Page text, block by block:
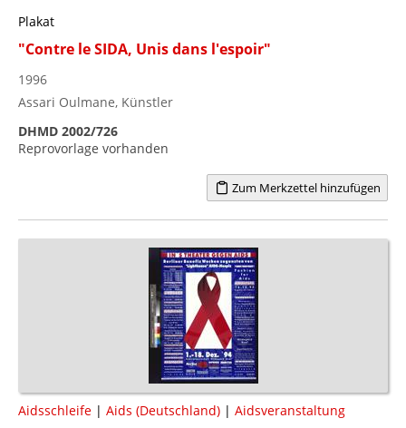
Plakat
"Contre le SIDA, Unis dans l'espoir"
1996
Assari Oulmane, Künstler
DHMD 2002/726
Reprovorlage vorhanden
Zum Merkzettel hinzufügen
Aidsschleife | Aids (Deutschland) | Aidsveranstaltung